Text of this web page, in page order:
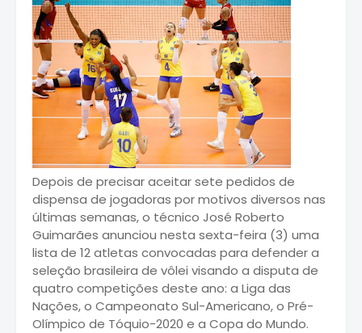
Depois de precisar aceitar sete pedidos de
dispensa de jogadoras por motivos diversos nas
últimas semanas, o técnico José Roberto
Guimarães anunciou nesta sexta-feira (3) uma
lista de 12 atletas convocadas para defender a
seleção brasileira de vôlei visando a disputa de
quatro competições deste ano: a Liga das
Nações, o Campeonato Sul-Americano, o Pré-
Olímpico de Tóquio-2020 e a Copa do Mundo.